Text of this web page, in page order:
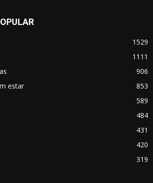
1529
1111
906
estar
853
589
484
431
420
319